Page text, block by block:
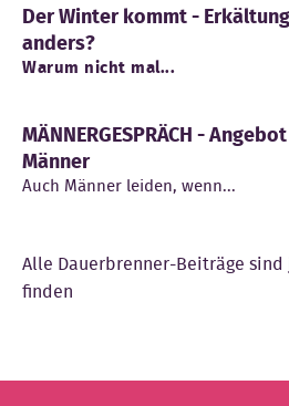
Der Winter kommt -
anders?
Warum nicht mal...
MÄNNERGESPRÄCH -
Männer
Auch Männer leiden, wenn...
Alle Dauerbrenner-Beiträge
finden